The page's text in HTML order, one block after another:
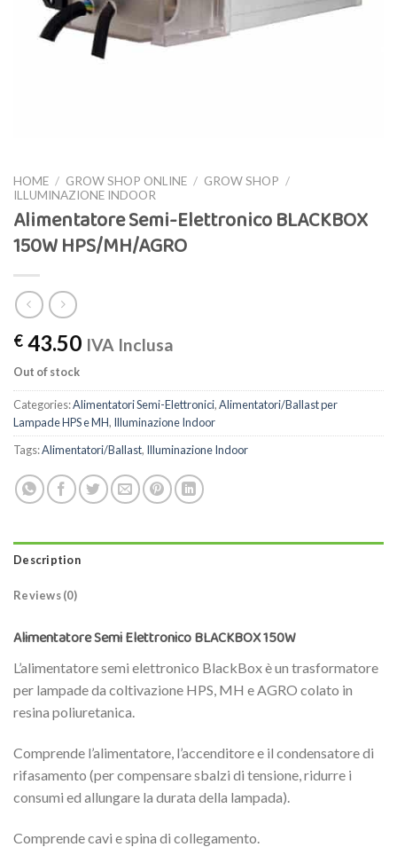
HOME / GROW SHOP ONLINE / GROW SHOP /
ILLUMINAZIONE INDOOR
Alimentatore Semi-Elettronico BLACKBOX
150W HPS/MH/AGRO
€ 43.50 IVA Inclusa
Out of stock
Categories:Alimentatori Semi-Elettronici,Alimentatori/Ballast per
Lampade HPS e MH, Illuminazione Indoor
Tags:Alimentatori/Ballast, Illuminazione Indoor
Description
Reviews (0)
Alimentatore Semi Elettronico BLACKBOX 150W
L’alimentatore semi elettronico BlackBox è un trasformatore
per lampade da coltivazione HPS, MH e AGRO colato in
resina poliuretanica.
Comprende l’alimentatore, l’accenditore e il condensatore di
rifasamento (per compensare sbalzi di tensione, ridurre i
consumi ed allungare la durata della lampada).
Comprende cavi e spina di collegamento.